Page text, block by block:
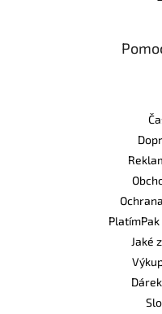
Jaké